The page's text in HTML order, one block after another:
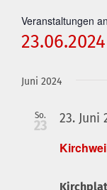
Veranstaltungen
23.06.2024
wählen.
Juni 2024
So.
23 23. Juni